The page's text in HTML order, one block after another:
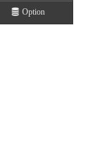
Option